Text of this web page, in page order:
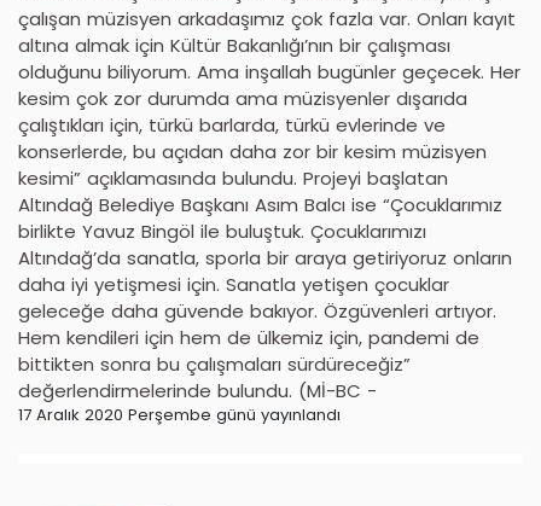
çalışan müzisyen arkadaşımız çok fazla var. Onları kayıt
altına almak için Kültür Bakanlığı’nın bir çalışması
olduğunu biliyorum. Ama inşallah bugünler geçecek. Her
kesim çok zor durumda ama müzisyenler dışarıda
çalıştıkları için, türkü barlarda, türkü evlerinde ve
konserlerde, bu açıdan daha zor bir kesim müzisyen
kesimi” açıklamasında bulundu. Projeyi başlatan
Altındağ Belediye Başkanı Asım Balcı ise “Çocuklarımız
birlikte Yavuz Bingöl ile buluştuk. Çocuklarımızı
Altındağ’da sanatla, sporla bir araya getiriyoruz onların
daha iyi yetişmesi için. Sanatla yetişen çocuklar
geleceğe daha güvende bakıyor. Özgüvenleri artıyor.
Hem kendileri için hem de ülkemiz için, pandemi de
bittikten sonra bu çalışmaları sürdüreceğiz”
değerlendirmelerinde bulundu. (Mİ-BC -
17 Aralık 2020 Perşembe günü yayınlandı